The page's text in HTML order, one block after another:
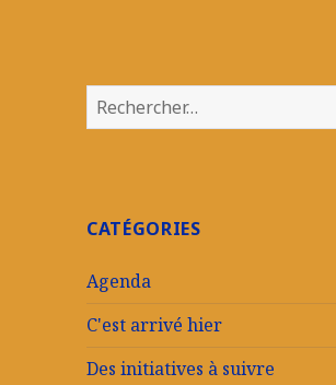
Rechercher :
CATÉGORIES
Agenda
C'est arrivé hier
Des initiatives à suivre